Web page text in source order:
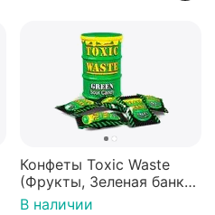
Конфеты Toxic Waste
(Фрукты, Зеленая банка,
42 гр).
В наличии